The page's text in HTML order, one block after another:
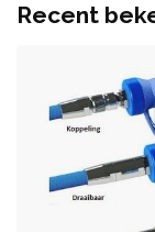
Recent